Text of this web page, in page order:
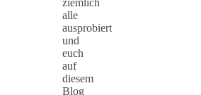
ziemlich
alle
ausprobiert
und
euch
auf
diesem
Blog